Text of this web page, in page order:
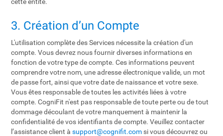
3. Création d’un Compte
L'utilisation complète des Services nécessite la création d'un
compte. Vous devrez nous fournir diverses informations en
fonction de votre type de compte. Ces informations peuvent
comprendre votre nom, une adresse électronique valide, un mot
de passe fort, ainsi que votre date de naissance et votre sexe.
Vous êtes responsable de toutes les activités liées à votre
compte. CogniFit n'est pas responsable de toute perte ou de tout
dommage découlant de votre manquement à maintenir la
confidentialité de vos identifiants de compte. Veuillez contacter
l’assistance client àsupport@cognifit.com si vous découvrez ou